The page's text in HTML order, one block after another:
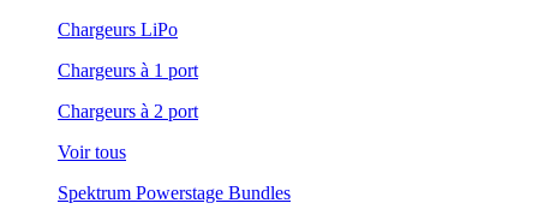
Chargeurs LiPo
Chargeurs à 1 port
Chargeurs à 2 port
Voir tous
Spektrum Powerstage Bundles